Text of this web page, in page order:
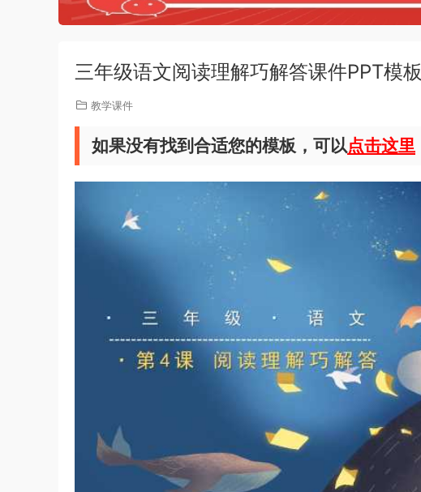
三年级语文阅读理解巧解答课件PPT模板
教学课件
如果没有找到合适您的模板，可以点击这里